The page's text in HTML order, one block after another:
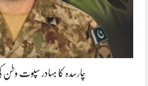
چارسدہ کا بہادر سپوت